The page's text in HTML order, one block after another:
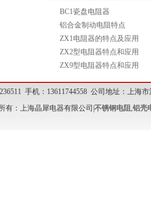
BC1瓷盘电阻器
铝合金制动电阻特点
ZX1电阻器的特点及应用
ZX2型电阻器特点和应用
ZX9型电阻器特点和应用
手机：13611744558 公司地址：上
有：上海晶犀电器有限公司| 不锈钢电阻,铝壳